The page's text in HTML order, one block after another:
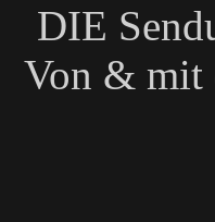
DIE
Von & mit